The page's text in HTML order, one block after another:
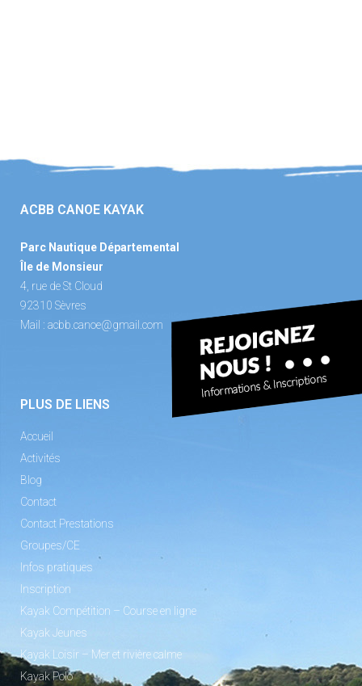
ACBB CANOE KAYAK
Parc Nautique Départemental
Île de Monsieur
4, rue de St Cloud
92310 Sèvres
Mail : acbb.canoe@gmail.com
PLUS DE LIENS
Accueil
Activités
Blog
Contact
Contact Prestations
Groupes/CE
Infos pratiques
Inscription
Kayak Compétition – Course en ligne
Kayak Jeunes
Kayak Loisir – Mer et rivière calme
Kayak Polo